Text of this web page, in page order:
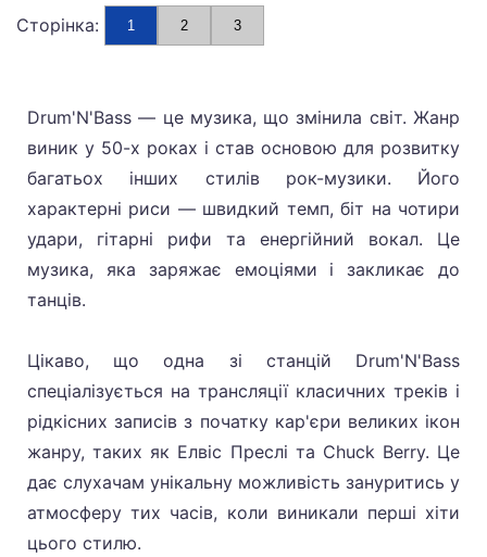
Сторінка: 1 2 3
Drum'N'Bass — це музика, що змінила світ. Жанр
виник у 50-х роках і став основою для розвитку
багатьох інших стилів рок-музики. Його
характерні риси — швидкий темп, біт на чотири
удари, гітарні рифи та енергійний вокал. Це
музика, яка заряжає емоціями і закликає до
танців.
Цікаво, що одна зі станцій Drum'N'Bass
спеціалізується на трансляції класичних треків і
рідкісних записів з початку кар'єри великих ікон
жанру, таких як Елвіс Преслі та Chuck Berry. Це
дає слухачам унікальну можливість зануритись у
атмосферу тих часів, коли виникали перші хіти
цього стилю.